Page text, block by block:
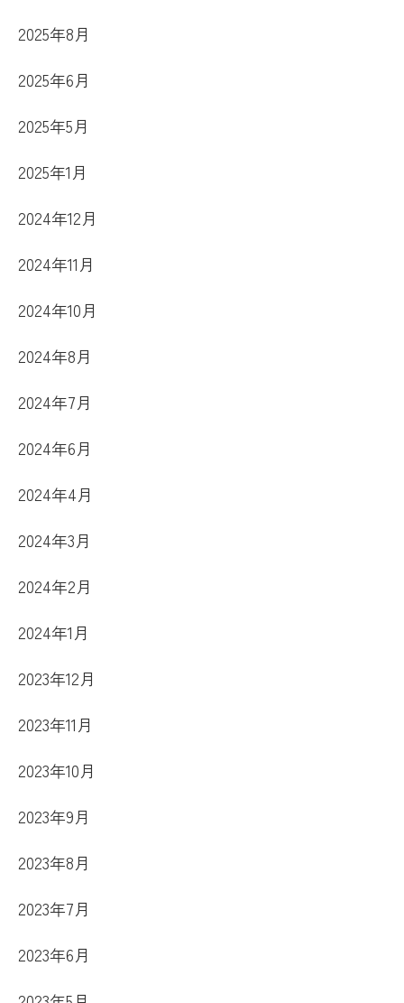
2025年8月
2025年6月
2025年5月
2025年1月
2024年12月
2024年11月
2024年10月
2024年8月
2024年7月
2024年6月
2024年4月
2024年3月
2024年2月
2024年1月
2023年12月
2023年11月
2023年10月
2023年9月
2023年8月
2023年7月
2023年6月